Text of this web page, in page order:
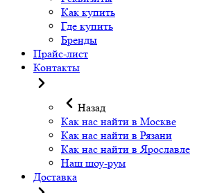
Как купить
Где купить
Бренды
Прайс-лист
Контакты
Назад
Как нас найти в Москве
Как нас найти в Рязани
Как нас найти в Ярославле
Наш шоу-рум
Доставка